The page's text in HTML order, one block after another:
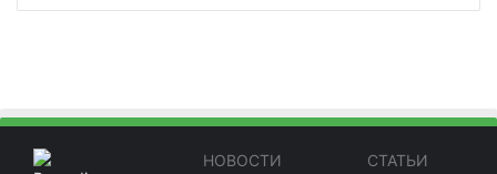
НОВОСТИ
СТАТЬИ